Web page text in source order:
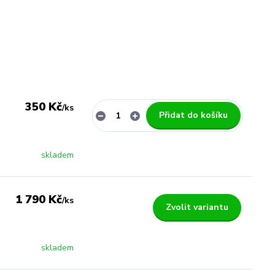
350 Kč/ks
skladem
Přidat do košíku
1 790 Kč/ks
skladem
Zvolit variantu